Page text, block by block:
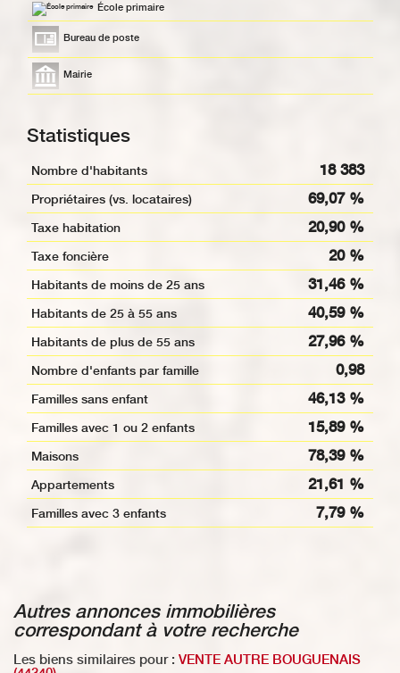
École primaire
Bureau de poste
Mairie
Statistiques
Nombre d'habitants 18 383
Propriétaires (vs. locataires) 69,07 %
Taxe habitation 20,90 %
Taxe foncière 20 %
Habitants de moins de 25 ans 31,46 %
Habitants de 25 à 55 ans 40,59 %
Habitants de plus de 55 ans 27,96 %
Nombre d'enfants par famille 0,98
Familles sans enfant 46,13 %
Familles avec 1 ou 2 enfants 15,89 %
Maisons 78,39 %
Appartements 21,61 %
Familles avec 3 enfants 7,79 %
autres annonces immobilières
correspondant à votre recherche
Les biens similaires pour : VENTE AUTRE BOUGUENAIS